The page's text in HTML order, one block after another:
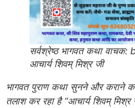
सर्वश्रेष्ठ भागवत कथा
आचार्य शिवम् मिश्र जी
भागवत पुराण कथा सुनने और कराने
तलाश कर रहा है “आचार्य शिवम् मिश्र